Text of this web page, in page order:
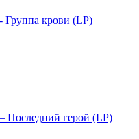
Группа крови (LP)
Последний герой (LP)